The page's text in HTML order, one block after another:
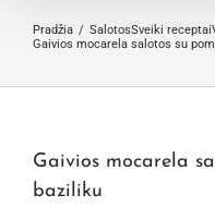
Pradžia SalotosSveiki receptai
Gaivios mocarela salotos su
Gaivios mocarela
baziliku